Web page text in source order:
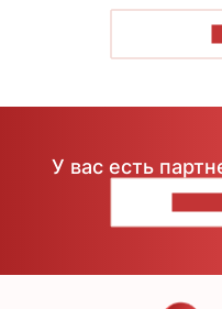
У вас есть